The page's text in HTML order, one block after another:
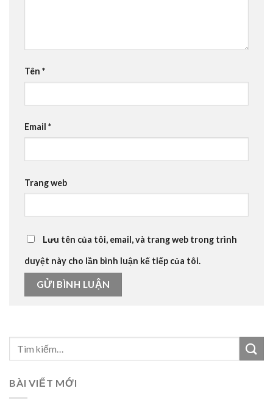
Tên *
Email *
Trang web
Lưu tên của tôi, email, và trang web trong trình
duyệt này cho lần bình luận kế tiếp của tôi.
BÀI VIẾT MỚI